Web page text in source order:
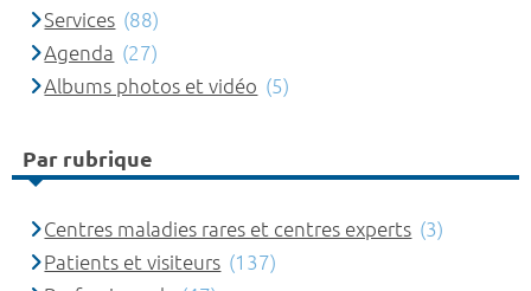
Services (88)
Agenda (27)
Albums photos et vidéo (5)
Par rubrique
Centres maladies rares et centres experts (3)
Patients et visiteurs (137)